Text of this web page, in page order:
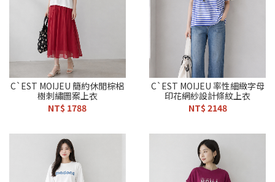
C`EST MOIJEU 簡約休閒棕梠
樹刺繡圖案上衣
NT$ 1788
C`EST MOIJEU 率性細緻字母
印花網紗設計條紋上衣
NT$ 2148